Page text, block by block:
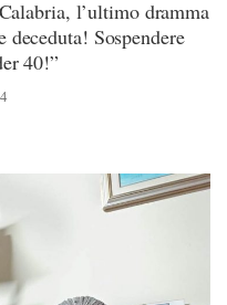
l’ultimo dramma
Sospendere
40!”